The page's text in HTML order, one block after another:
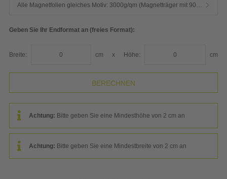
Geben Sie Ihr Endformat an (freies Format):
Breite: cm x Höhe: cm
Achtung: Bitte geben Sie eine Mindesthöhe von 2 cm an
Achtung: Bitte geben Sie eine Mindestbreite von 2 cm an